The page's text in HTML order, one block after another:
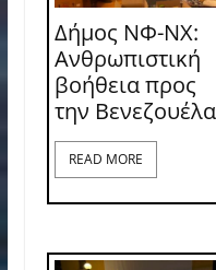
Δήμος ΝΦ-ΝΧ:
Ανθρωπιστική
βοήθεια προς
την Βενεζουέλα
READ MORE